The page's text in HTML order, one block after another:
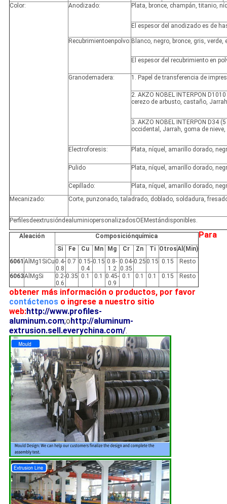
Color: Anodizado: Plata, bronce, champán, titanio,
El espesor del anodizado es de
Recubrimientoenpolvo: Blanco, negro, bronce, gris, verde,
El espesor del recubrimiento en
Granodemadera: 1. Papel de transferencia de
2. AKZO NOBEL INTERPON
cerezo de arbusto, castaño,
3. AKZO NOBEL INTERPON D34
occidental, Jarrah, goma de nieve,
Electroforesis: Plata, níquel, amarillo dorado,
Pulido Plata, níquel, amarillo dorado,
Cepillado:
Plata, níquel, amarillo dorado,
Mecanizado:
Corte, punzonado, taladrado, doblado, soldadura,
PerfilesdeextrusióndealuminiopersonalizadosOEMestándisponibles.
Aleación
Composiciónquímica
Si
Fe Cu Mn Mg Cr Zn Ti OtrosAl(Min)
6061 AlMg1SiCu 0.4-
0.8
0.7 0.15-
0.4
0.15 0.8-
1.2
0.04-
0.35
0.25 0.15 0.15 Resto
6063AlMgSi
0.2-
0.6
0.35 0.1 0.1
0.45-
0.9
0.1 0.1 0.1 0.15 Resto
Para
obtener más información o productos, por favor
contáctenoso ingrese a nuestro sitio
web:http://www.profiles-
aluminum.com;ohttp://aluminum-
extrusion.sell.everychina.com/.